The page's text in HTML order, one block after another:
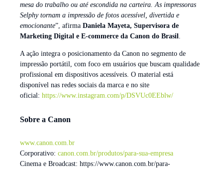
mesa do trabalho ou até escondida na carteira. As impressoras
Selphy tornam a impressão de fotos acessível, divertida e
emocionante”, afirma Daniela Mayeta, Supervisora de
Marketing Digital e E-commerce da Canon do Brasil
A ação integra o posicionamento da Canon no segmento de
impressão portátil, com foco em usuários que buscam qualidade
profissional em dispositivos acessíveis. O material está
disponível nas redes sociais da marca e no site
oficial: https://www.instagram.com/p/DSVUc0EEblw/
Sobre a Canon
www.canon.com.br
Corporativo: canon.com.br/produtos/para-sua-empresa
Cinema e Broadcast: https://www.canon.com.br/para-